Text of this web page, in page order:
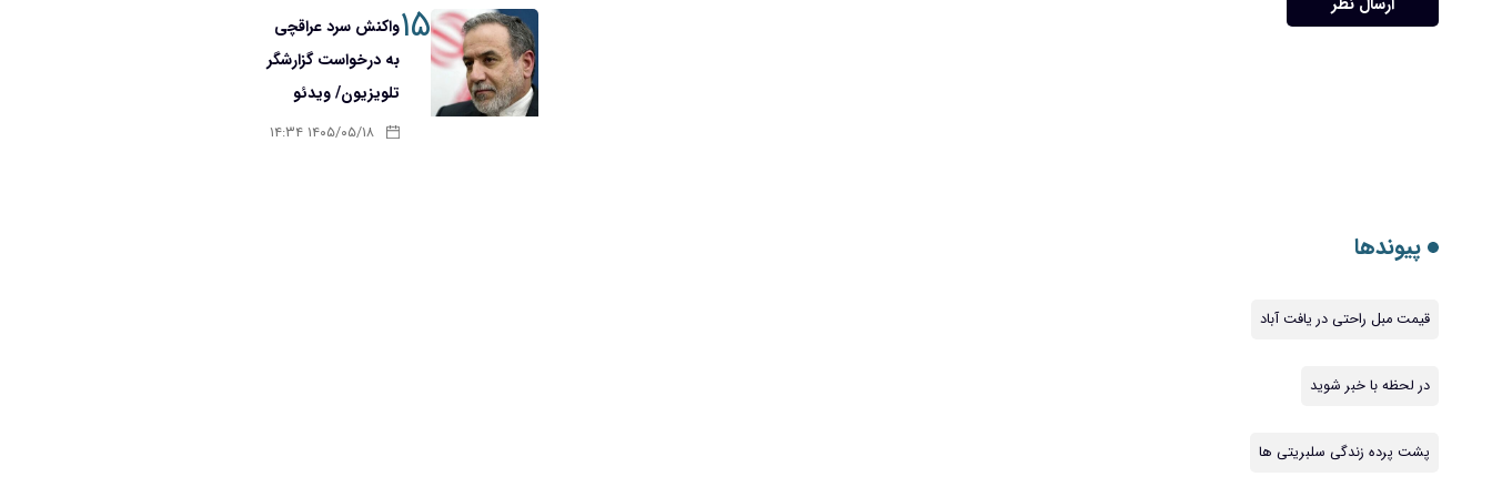
۱۵واکنش سرد عراقچی
به درخواست گزارشگر
تلویزیون/ ویدئو
۱۴۰۵/۰۵/۱۸ ۱۴:۳۴
پیوندها
قیمت مبل راحتی در یافت آباد
در لحظه با خبر شوید
پشت پرده زندگی سلبریتی ها